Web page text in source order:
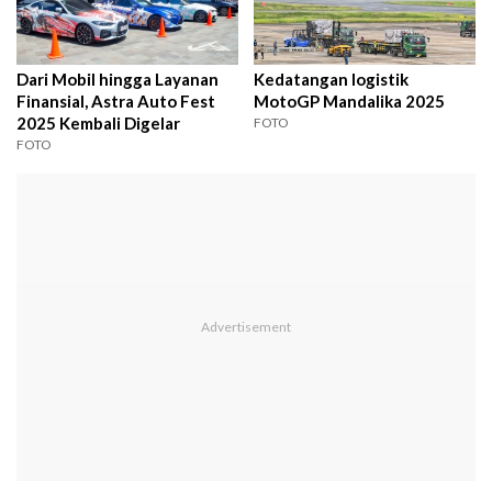
Dari Mobil hingga Layanan
Finansial, Astra Auto Fest
2025 Kembali Digelar
FOTO
Kedatangan logistik
MotoGP Mandalika 2025
FOTO